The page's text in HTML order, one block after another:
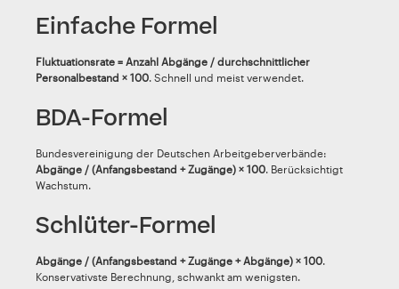
Einfache Formel
Fluktuationsrate = Anzahl Abgänge / durchschnittlicher
Personalbestand × 100. Schnell und meist verwendet.
BDA-Formel
Bundesvereinigung der Deutschen Arbeitgeberverbände:
Abgänge / (Anfangsbestand + Zugänge) × 100. Berücksichtigt
Wachstum.
Schlüter-Formel
Abgänge / (Anfangsbestand + Zugänge + Abgänge) × 100.
Konservativste Berechnung, schwankt am wenigsten.